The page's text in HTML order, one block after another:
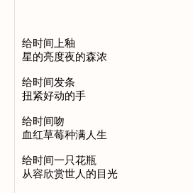
给时间上釉
星的亮度夜的森浓
给时间发条
扭紧好动的手
给时间吻
血红草莓种满人生
给时间一只花瓶
从容欣赏世人的目光